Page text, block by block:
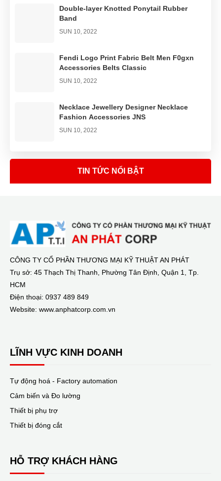
Double-layer Knotted Ponytail Rubber
Band
SUN 10, 2022
Fendi Logo Print Fabric Belt Men F0gxn
Accessories Belts Classic
SUN 10, 2022
Necklace Jewellery Designer Necklace
Fashion Accessories JNS
SUN 10, 2022
TIN TỨC NỔI BẬT
CÔNG TY CỔ PHẦN THƯƠNG MẠI KỸ THUẬT AN PHÁT
Trụ sở: 45 Thạch Thị Thanh, Phường Tân Định, Quận 1, Tp.
HCM
Điện thoại: 0937 489 849
Website: www.anphatcorp.com.vn
LĨNH VỰC KINH DOANH
Tự động hoá - Factory automation
Cảm biến và Đo lường
Thiết bị phụ trợ
Thiết bị đóng cắt
HỖ TRỢ KHÁCH HÀNG